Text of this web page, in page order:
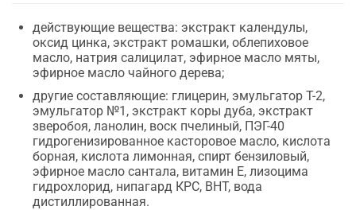
действующие вещества: экстракт календулы,
оксид цинка, экстракт ромашки, облепиховое
масло, натрия салицилат, эфирное масло мяты,
эфирное масло чайного дерева;
другие составляющие: глицерин, эмульгатор Т-2,
эмульгатор №1, экстракт коры дуба, экстракт
зверобоя, ланолин, воск пчелиный, ПЭГ-40
гидрогенизированное касторовое масло, кислота
борная, кислота лимонная, спирт бензиловый,
эфирное масло сантала, витамин Е, лизоцима
гидрохлорид, нипагард КРС, ВНТ, вода
дистиллированная.